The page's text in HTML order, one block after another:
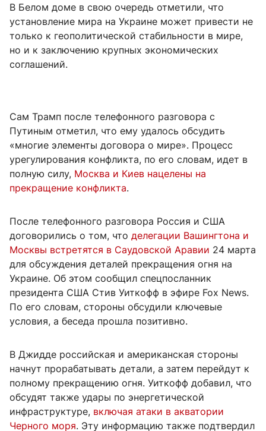
В Белом доме в свою очередь отметили, что
установление мира на Украине может привести не
только к геополитической стабильности в мире,
но и к заключению крупных экономических
соглашений.
Сам Трамп после телефонного разговора с
Путиным отметил, что ему удалось обсудить
«многие элементы договора о мире». Процесс
урегулирования конфликта, по его словам, идет в
полную силу, Москва и Киев нацелены на
прекращение конфликта.
После телефонного разговора Россия и США
договорились о том, что делегации Вашингтона и
Москвы встретятся в Саудовской Аравии 24 марта
для обсуждения деталей прекращения огня на
Украине. Об этом сообщил спецпосланник
президента США Стив Уиткофф в эфире Fox News.
По его словам, стороны обсудили ключевые
условия, а беседа прошла позитивно.
В Джидде российская и американская стороны
начнут прорабатывать детали, а затем перейдут к
полному прекращению огня. Уиткофф добавил, что
обсудят также удары по энергетической
инфраструктуре, включая атаки в акватории
Черного моря. Эту информацию также подтвердил